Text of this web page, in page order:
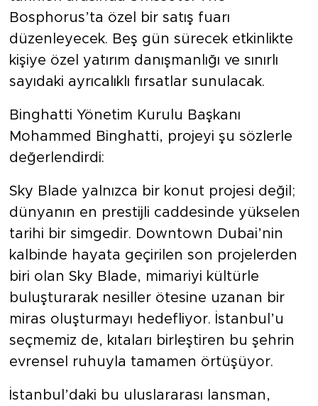
Bosphorus’ta özel bir satış fuarı
düzenleyecek. Beş gün sürecek etkinlikte
kişiye özel yatırım danışmanlığı ve sınırlı
sayıdaki ayrıcalıklı fırsatlar sunulacak.
Binghatti Yönetim Kurulu Başkanı
Mohammed Binghatti, projeyi şu sözlerle
değerlendirdi:
Sky Blade yalnızca bir konut projesi değil;
dünyanın en prestijli caddesinde yükselen
tarihi bir simgedir. Downtown Dubai’nin
kalbinde hayata geçirilen son projelerden
biri olan Sky Blade, mimariyi kültürle
buluşturarak nesiller ötesine uzanan bir
miras oluşturmayı hedefliyor. İstanbul’u
seçmemiz de, kıtaları birleştiren bu şehrin
evrensel ruhuyla tamamen örtüşüyor.
İstanbul’daki bu uluslararası lansman,